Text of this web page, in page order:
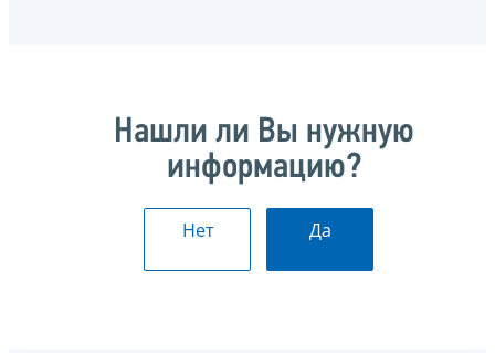
Нашли ли Вы нужную
информацию?
Нет Да